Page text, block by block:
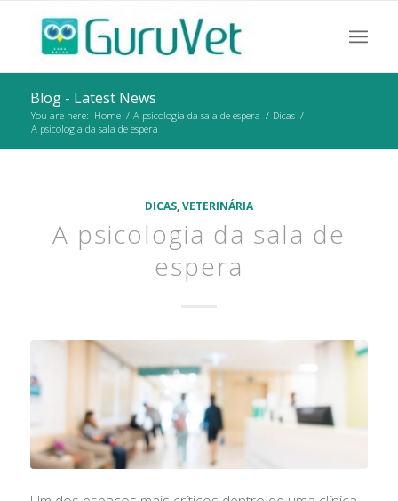
Blog - Latest News
You are here: Home / A psicologia da sala de espera / Dicas /
A psicologia da sala de espera
DICAS,VETERINÁRIA
A psicologia da sala de
espera